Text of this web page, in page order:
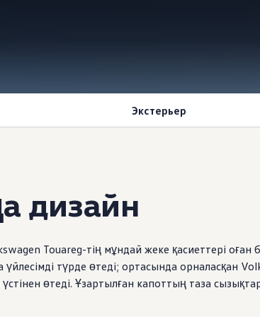
Экстерьер
дизайн
Touareg-тің мұндай жеке қасиеттері
түрде өтеді; ортасында орналасқан
өтеді. Ұзартылған капоттың таза